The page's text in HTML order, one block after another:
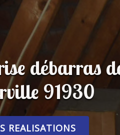
débarras
91930
REALISATIONS